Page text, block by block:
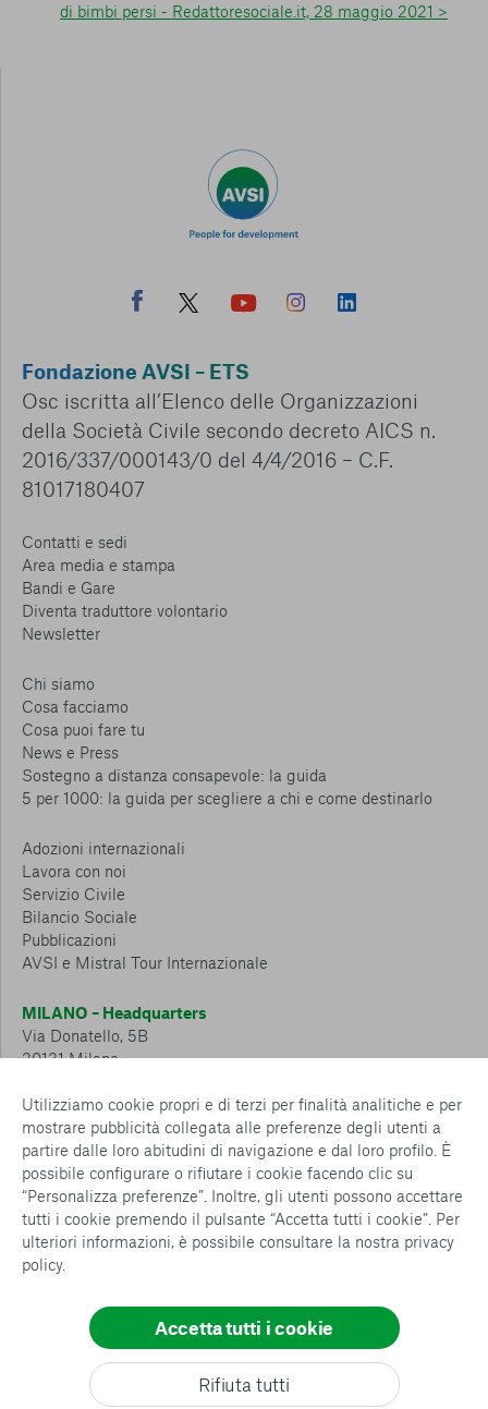
Utilizziamo cookie propri e di terzi per finalità analitiche e per
mostrare pubblicità collegata alle preferenze degli utenti a
partire dalle loro abitudini di navigazione e dal loro profilo. È
possibile configurare o rifiutare i cookie facendo clic su
“Personalizza preferenze”. Inoltre, gli utenti possono accettare
tutti i cookie premendo il pulsante “Accetta tutti i cookie”. Per
ulteriori informazioni, è possibile consultare la nostra privacy
policy.
Rifiuta tutti
Accetta tutti i cookie
Consenti tutti
di bimbi persi - Redattoresociale.it, 28 maggio 2021 >
Fondazione AVSI – ETS
Osc iscritta all’Elenco delle Organizzazioni
della Società Civile secondo decreto AICS n.
2016/337/000143/0 del 4/4/2016 – C.F.
81017180407
Contatti e sedi
Area media e stampa
Bandi e Gare
Diventa traduttore volontario
Newsletter
Chi siamo
Cosa facciamo
Cosa puoi fare tu
News e Press
Sostegno a distanza consapevole: la guida
5 per 1000: la guida per scegliere a chi e come destinarlo
Adozioni internazionali
Lavora con noi
Servizio Civile
Bilancio Sociale
Pubblicazioni
AVSI e Mistral Tour Internazionale
MILANO – Headquarters
Via Donatello, 5B
20131 Milano
CESENA – Sostegno a distanza
Via Padre Vicinio da Sarsina, 216
47521 Cesena
Tel.: 0547 360 811
Detrazioni e deduzioni fiscali sulle donazioni: cosa sapere e
come usufruirne
Whistleblowing Policy
Privacy policy
Cookie policy
Configurazione Cookies